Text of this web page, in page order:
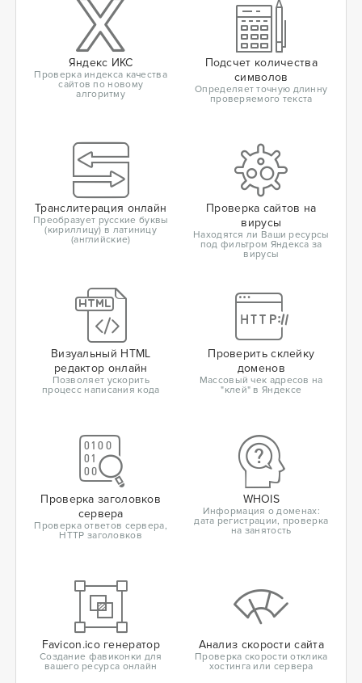
Яндекс ИКС
Проверка индекса качества
сайтов по новому
алгоритму
Подсчет количества
символов
Определяет точную длинну
проверяемого текста
Транслитерация онлайн
Преобразует русские буквы
(кириллицу) в латиницу
(английские)
Проверка сайтов на
вирусы
Находятся ли Ваши ресурсы
под фильтром Яндекса за
вирусы
Визуальный HTML
редактор онлайн
Позволяет ускорить
процесс написания кода
Проверить склейку
доменов
Массовый чек адресов на
"клей" в Яндексе
Проверка заголовков
сервера
Проверка ответов сервера,
HTTP заголовков
WHOIS
Информация о доменах:
дата регистрации, проверка
на занятость
Favicon.ico генератор
Создание фавиконки для
вашего ресурса онлайн
Анализ скорости сайта
Проверка скорости отклика
хостинга или сервера